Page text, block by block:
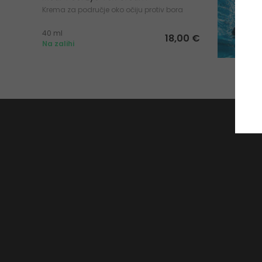
Krema za područje oko očiju protiv bora
40 ml
Na zalihi
18,00 €